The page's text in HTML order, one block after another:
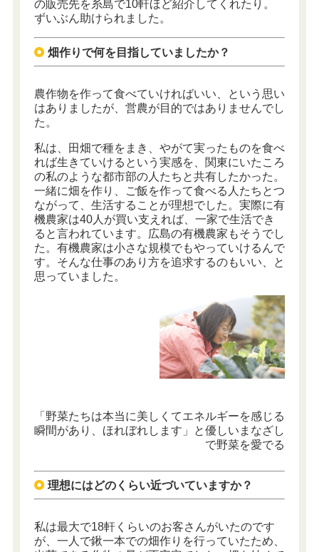
の販売先を糸島で10軒ほど紹介してくれたり。
ずいぶん助けられました。
畑作りで何を目指していましたか？
農作物を作って食べていければいい、という思い
はありましたが、営農が目的ではありませんでし
た。
私は、田畑で種をまき、やがて実ったものを食べ
れば生きていけるという実感を、関東にいたころ
の私のような都市部の人たちと共有したかった。
一緒に畑を作り、ご飯を作って食べる人たちとつ
ながって、生活することが理想でした。実際に有
機農家は40人が買い支えれば、一家で生活でき
ると言われています。広島の有機農家もそうでし
た。有機農家は小さな規模でもやっていけるんで
す。そんな仕事のあり方を追求するのもいい、と
思っていました。
「野菜たちは本当に美しくてエネルギーを感じる
瞬間があり、ほれぼれします」と優しいまなざし
で野菜を愛でる
理想にはどのくらい近づいていますか？
私は最大で18軒くらいのお客さんがいたのです
が、一人で鍬一本での畑作りを行っていたため、